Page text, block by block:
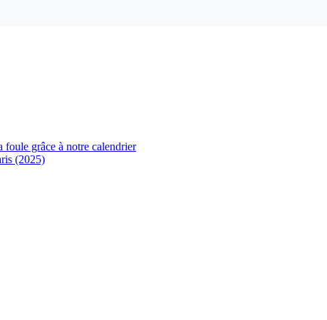
foule grâce à notre calendrier
(2025)